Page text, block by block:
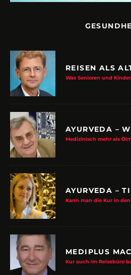
REISEN ALS
Was Senioren und
AYURVEDA –
Medizinisch mehr als
AYURVEDA –
Kann man die Kur in
MEDIPLUS
Kur auch im Reisebüro